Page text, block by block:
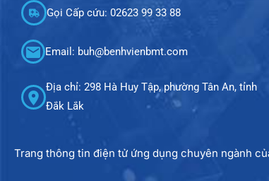
Gọi Cấp cứu: 02623 99 33 88
Email: buh@benhvienbmt.com
Địa chỉ: 298 Hà Huy Tập, phường Tân An, tỉnh
Đắk Lắk
Trang thông tin điện tử ứng dụng chuyên ngành